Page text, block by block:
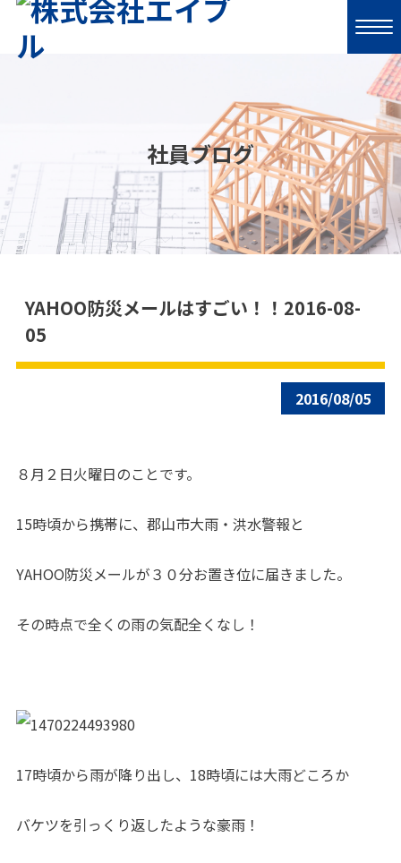
社員ブログ
YAHOO防災メールはすごい！！2016-08-
05
2016/08/05
８月２日火曜日のことです。
15時頃から携帯に、郡山市大雨・洪水警報と
YAHOO防災メールが３０分お置き位に届きました。
その時点で全くの雨の気配全くなし！
17時頃から雨が降り出し、18時頃には大雨どころか
バケツを引っくり返したような豪雨！